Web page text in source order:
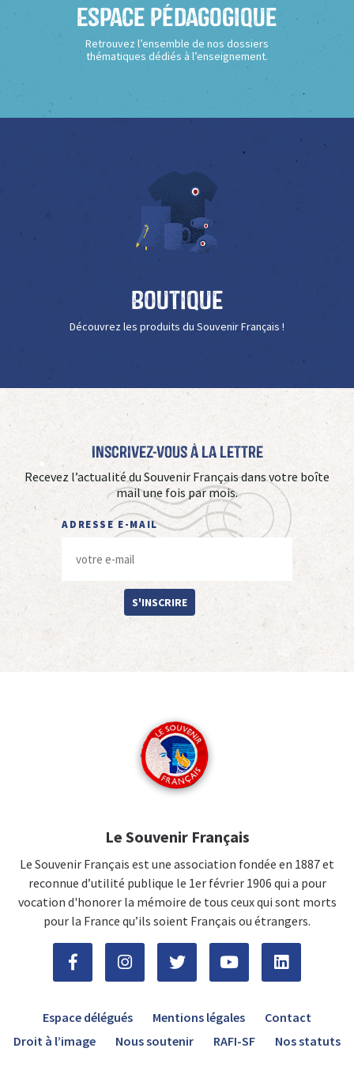
Espace Pédagogique
Retrouvez l’ensemble de nos dossiers
thématiques dédiés à l’enseignement.
Boutique
Découvrez les produits du Souvenir Français !
Inscrivez-vous à La Lettre
Recevez l’actualité du Souvenir Français dans votre boîte
mail une fois par mois.
ADRESSE E-MAIL
S'INSCRIRE
Le Souvenir Français
Le Souvenir Français est une association fondée en 1887 et
reconnue d’utilité publique le 1er février 1906 qui a pour
vocation d'honorer la mémoire de tous ceux qui sont morts
pour la France qu’ils soient Français ou étrangers.
Espace délégués Mentions légales
Contact
Droit à l’image
Nous soutenir RAFI-SF Nos statuts